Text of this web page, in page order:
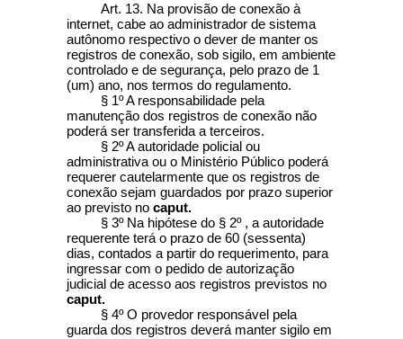
Art. 13. Na provisão de conexão à
internet, cabe ao administrador de sistema
autônomo respectivo o dever de manter os
registros de conexão, sob sigilo, em ambiente
controlado e de segurança, pelo prazo de 1
(um) ano, nos termos do regulamento.
§ 1º A responsabilidade pela
manutenção dos registros de conexão não
poderá ser transferida a terceiros.
§ 2º A autoridade policial ou
administrativa ou o Ministério Público poderá
requerer cautelarmente que os registros de
conexão sejam guardados por prazo superior
ao previsto no caput.
§ 3º Na hipótese do § 2º , a autoridade
requerente terá o prazo de 60 (sessenta)
dias, contados a partir do requerimento, para
ingressar com o pedido de autorização
judicial de acesso aos registros previstos no
caput.
§ 4º O provedor responsável pela
guarda dos registros deverá manter sigilo em